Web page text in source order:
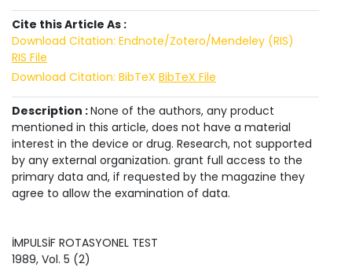
Cite this Article As :
Download Citation: Endnote/Zotero/Mendeley (RIS)
RIS File
Download Citation: BibTeX BibTeX File
Description :None of the authors, any product
mentioned in this article, does not have a material
interest in the device or drug. Research, not supported
by any external organization. grant full access to the
primary data and, if requested by the magazine they
agree to allow the examination of data.
İMPULSİF ROTASYONEL TEST
1989, Vol. 5 (2)